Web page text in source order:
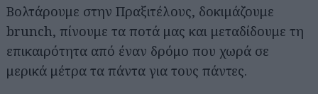
Βολτάρουμε στην Πραξιτέλους, δοκιμάζουμε
brunch, πίνουμε τα ποτά μας και μεταδίδουμε τη
επικαιρότητα από έναν δρόμο που χωρά σε
μερικά μέτρα τα πάντα για τους πάντες.